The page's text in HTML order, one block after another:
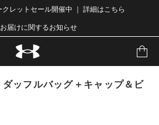
クレットセール開催中 ｜ 詳細はこちら
届けに関するお知らせ
ッフルバッグ＋キャップ＆ビ